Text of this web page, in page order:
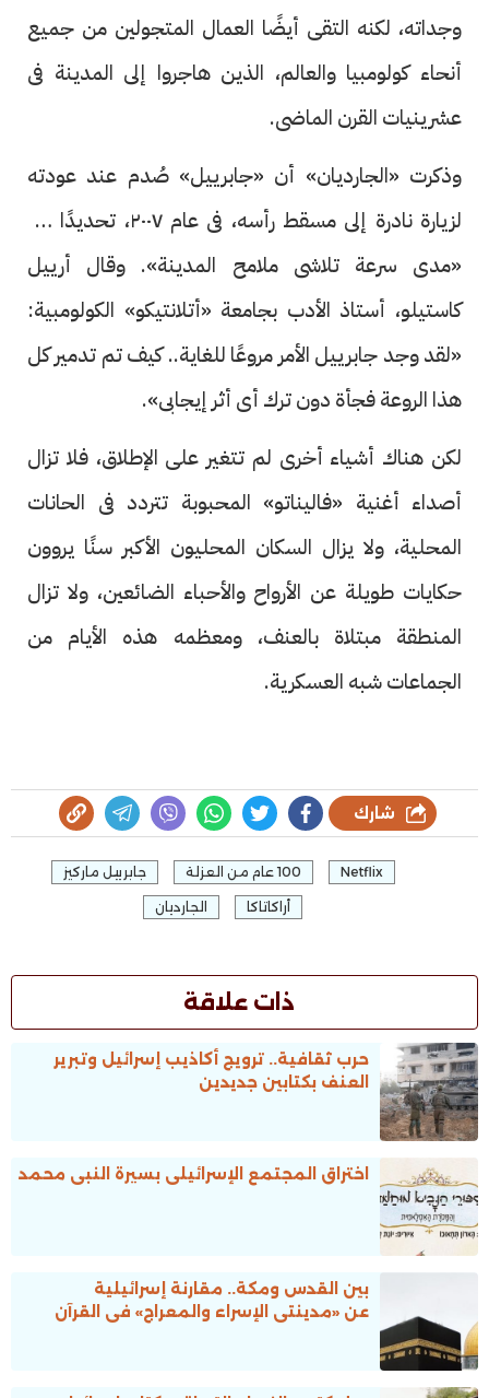
وجداته، لكنه التقى أيضًا العمال المتجولين من جميع
أنحاء كولومبيا والعالم، الذين هاجروا إلى المدينة فى
عشرينيات القرن الماضى.
وذكرت «الجارديان» أن «جابرييل» صُدم عند عودته
لزيارة نادرة إلى مسقط رأسه، فى عام ٢٠٠٧، تحديدًا من
«مدى سرعة تلاشى ملامح المدينة». وقال أرييل
كاستيلو، أستاذ الأدب بجامعة «أتلانتيكو» الكولومبية:
«لقد وجد جابرييل الأمر مروعًا للغاية.. كيف تم تدمير كل
هذا الروعة فجأة دون ترك أى أثر إيجابى».
لكن هناك أشياء أخرى لم تتغير على الإطلاق، فلا تزال
أصداء أغنية «فاليناتو» المحبوبة تتردد فى الحانات
المحلية، ولا يزال السكان المحليون الأكبر سنًا يروون
حكايات طويلة عن الأرواح والأحباء الضائعين، ولا تزال
المنطقة مبتلاة بالعنف، ومعظمه هذه الأيام من
الجماعات شبه العسكرية.
شارك
Netflix 100 عام من العزلة جابرييل ماركيز
أراكاتاكا الجارديان
ذات علاقة
حرب ثقافية.. ترويج أكاذيب إسرائيل وتبرير
العنف بكتابين جديدين
اختراق المجتمع الإسرائيلى بسيرة النبى محمد
بين القدس ومكة.. مقارنة إسرائيلية
عن «مدينتى الإسراء والمعراج» فى القرآن